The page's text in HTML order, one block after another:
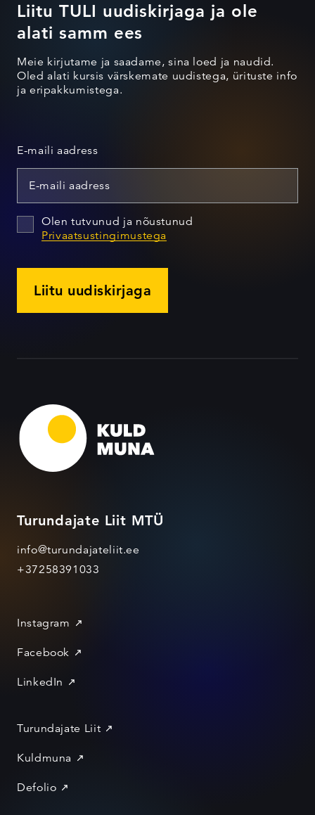
Liitu TULI uudiskirjaga ja ole
alati samm ees
Meie kirjutame ja saadame, sina loed ja naudid.
Oled alati kursis värskemate uudistega, ürituste info
ja eripakkumistega.
E-maili aadress
Olen tutvunud ja nõustunud
Privaatsustingimustega
Liitu uudiskirjaga
Turundajate Liit MTÜ
info@turundajateliit.ee
+37258391033
Instagram
Facebook
LinkedIn
Turundajate Liit
Kuldmuna
Defolio